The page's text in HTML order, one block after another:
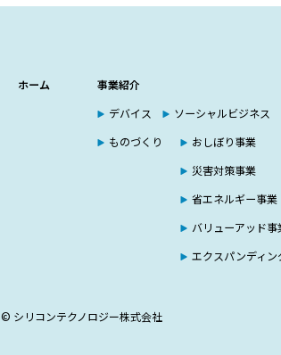
ホーム
事業紹介
デバイス
ものづくり
ソーシャルビジネス
おしぼり事業
災害対策事業
省エネルギー事業
バリューアッド事
エクスパンディ
© シリコンテクノロジー株式会社